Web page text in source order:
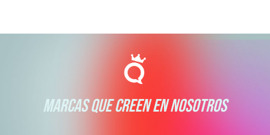
MARCAS QUE CREEN EN NOSOTROS